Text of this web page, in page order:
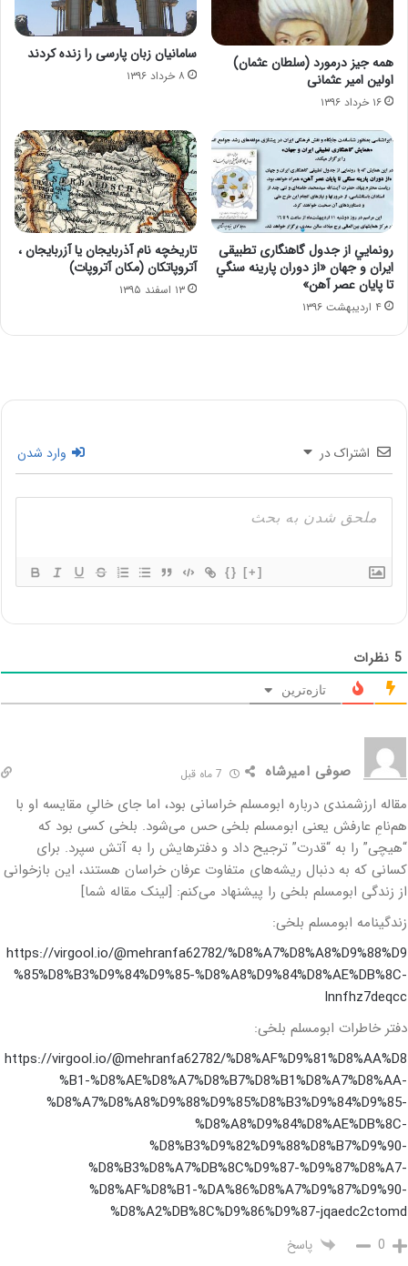
همه جیز درمورد (سلطان عثمان)
اولین امیر عثمانی
۱۶ خرداد ۱۳۹۶
سامانیان زبان پارسی را زنده كردند
۸ خرداد ۱۳۹۶
رونمايي از جدول گاهنگاری تطبيقی
ايران و جهان «از دوران پارينه سنگي
تا پايان عصر آهن»
۴ اردیبهشت ۱۳۹۶
تاریخچه نام آذربایجان یا آزربایجان ،
آتروپاتکان (مکان آتروپات)
۱۳ اسفند ۱۳۹۵
اشتراک در وارد شدن
{} [+]
5 نظرات
تازه‌ترین
صوفی امیرشاه
مقاله ارزشمندی درباره ابومسلم خراسانی بود، اما جای خالیِ مقایسه او با
هم‌نامِ عارفش یعنی ابومسلم بلخی حس می‌شود. بلخی کسی بود که
“هیچی” را به “قدرت” ترجیح داد و دفترهایش را به آتش سپرد. برای
کسانی که به دنبال ریشه‌های متفاوت عرفان خراسان هستند، این بازخوانی
از زندگی ابومسلم بلخی را پیشنهاد می‌کنم: [لینک مقاله شما]
زندگینامه ابومسلم بلخی:
https://virgool.io/@mehranfa62782/%D8%A7%D8%A8%D9%88%D9
%85%D8%B3%D9%84%D9%85-%D8%A8%D9%84%D8%AE%DB%8C-
lnnfhz7deqcc
دفتر خاطرات ابومسلم بلخی:
https://virgool.io/@mehranfa62782/%D8%AF%D9%81%D8%AA%D8
%B1-%D8%AE%D8%A7%D8%B7%D8%B1%D8%A7%D8%AA-
%D8%A7%D8%A8%D9%88%D9%85%D8%B3%D9%84%D9%85-
%D8%A8%D9%84%D8%AE%DB%8C-
%D8%B3%D9%82%D9%88%D8%B7%D9%90-
%D8%B3%D8%A7%DB%8C%D9%87-%D9%87%D8%A7-
%D8%AF%D8%B1-%DA%86%D8%A7%D9%87%D9%90-
%D8%A2%DB%8C%D9%86%D9%87-jqaedc2ctomd
0 پاسخ